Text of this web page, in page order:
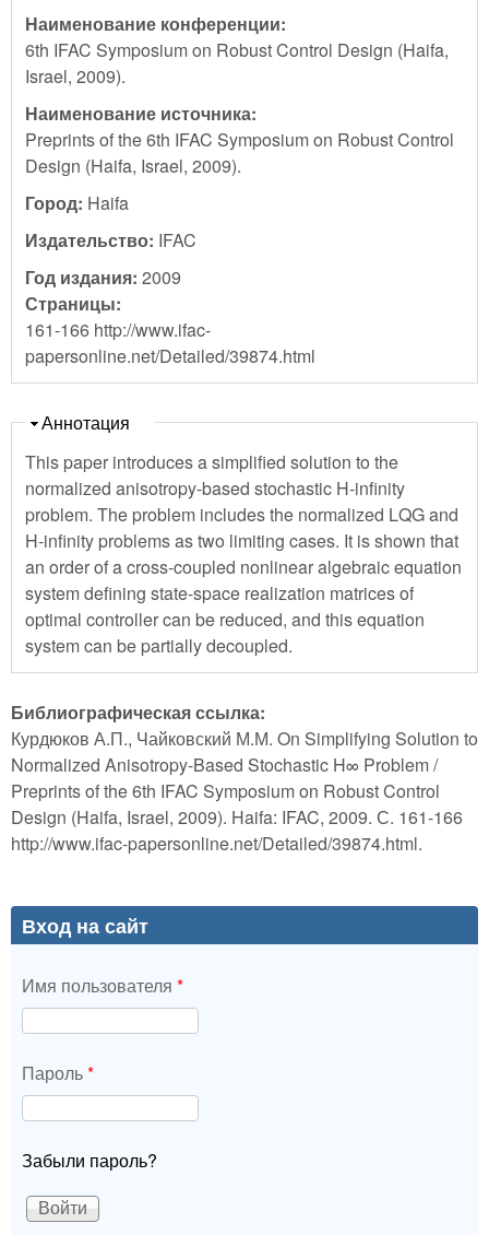
Наименование конференции:
6th IFAC Symposium on Robust Control Design (Haifa,
Israel, 2009).
Наименование источника:
Preprints of the 6th IFAC Symposium on Robust Control
Design (Haifa, Israel, 2009).
Город: Haifa
Издательство: IFAC
Год издания: 2009
Страницы:
161-166 http://www.ifac-
papersonline.net/Detailed/39874.html
Скрыть
Аннотация
This paper introduces a simplified solution to the
normalized anisotropy-based stochastic H-infinity
problem. The problem includes the normalized LQG and
H-infinity problems as two limiting cases. It is shown that
an order of a cross-coupled nonlinear algebraic equation
system defining state-space realization matrices of
optimal controller can be reduced, and this equation
system can be partially decoupled.
Библиографическая ссылка:
Курдюков А.П., Чайковский М.М. On Simplifying Solution to
Normalized Anisotropy-Based Stochastic H∞ Problem /
Preprints of the 6th IFAC Symposium on Robust Control
Design (Haifa, Israel, 2009). Haifa: IFAC, 2009. С. 161-166
http://www.ifac-papersonline.net/Detailed/39874.html.
Вход на сайт
Имя пользователя *
Пароль*
Забыли пароль?